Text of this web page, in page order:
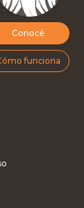
Conocé
funciona